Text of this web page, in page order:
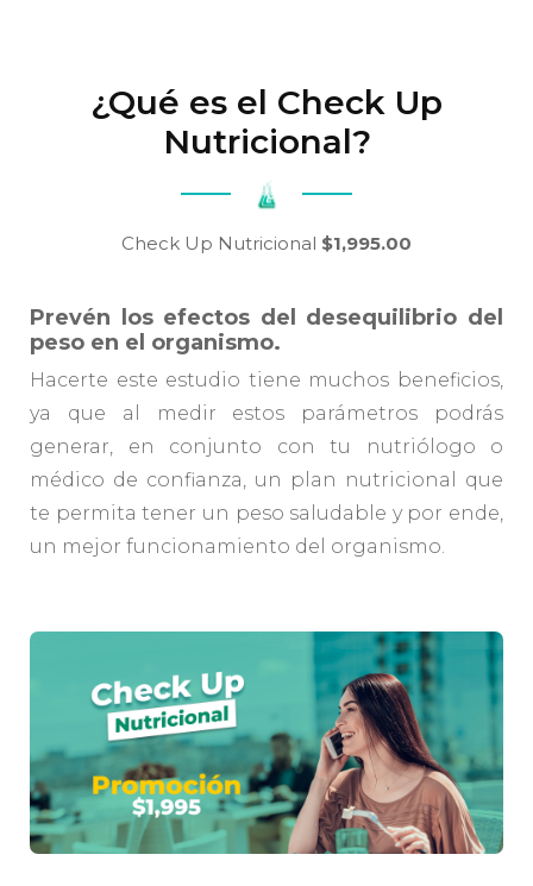
¿Qué es el Check Up
Nutricional?
Check Up Nutricional $1,995.00
Prevén los efectos del desequilibrio del
peso en el organismo.
Hacerte este estudio tiene muchos beneficios,
ya que al medir estos parámetros podrás
generar, en conjunto con tu nutriólogo o
médico de confianza, un plan nutricional que
te permita tener un peso saludable y por ende,
un mejor funcionamiento del organismo.